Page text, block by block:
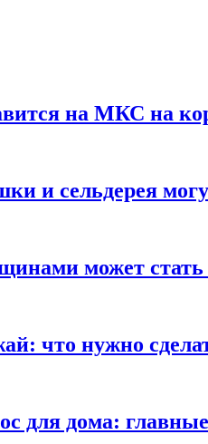
на МКС на
и сельдерея
может
что нужно
для дома: